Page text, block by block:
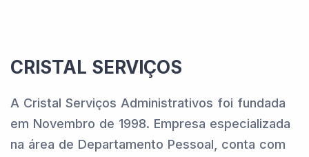
CRISTAL SERVIÇOS
A Cristal Serviços Administrativos foi fundada
em Novembro de 1998. Empresa especializada
na área de Departamento Pessoal, conta com